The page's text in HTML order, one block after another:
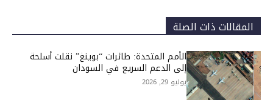
المقالات ذات الصلة
الأمم المتحدة: طائرات “بوينغ” نقلت أسلحة
إلى الدعم السريع في السودان
يوليو 29, 2026